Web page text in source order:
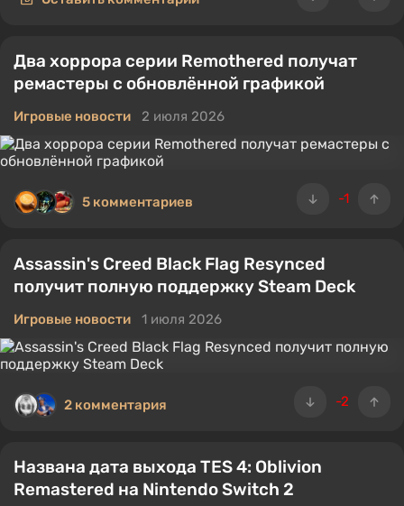
Два хоррора серии Remothered получат
ремастеры с обновлённой графикой
Игровые новости 2 июля 2026
-1
5 комментариев
Assassin's Creed Black Flag Resynced
получит полную поддержку Steam Deck
Игровые новости 1 июля 2026
-2
2 комментария
Названа дата выхода TES 4: Oblivion
Remastered на Nintendo Switch 2